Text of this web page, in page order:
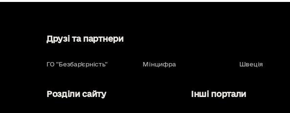
Друзі та партнери
ГО "Безбар'єрність" Мінцифра Швеція
Розділи сайту Інші портали